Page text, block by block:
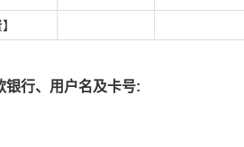
银行、用户名及卡号: